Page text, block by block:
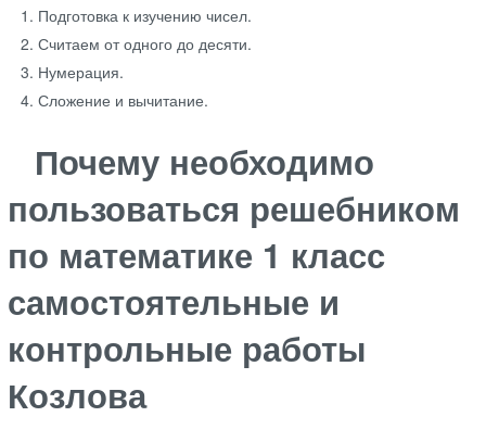
Подготовка к изучению чисел.
Считаем от одного до десяти.
Нумерация.
Сложение и вычитание.
Почему необходимо
пользоваться решебником
по математике 1 класс
самостоятельные и
контрольные работы
Козлова